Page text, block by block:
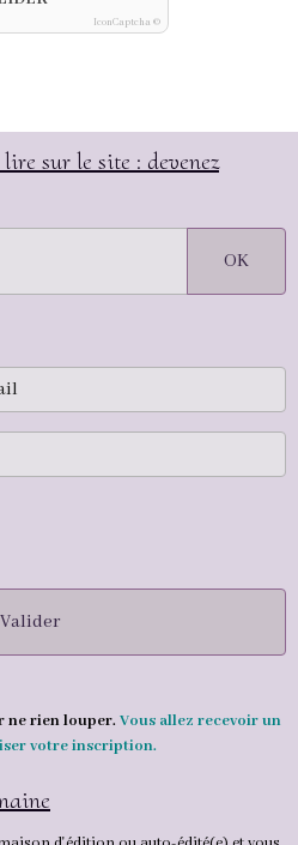
IconCaptcha ©
sur le site : devenez
OK
Valider
ne rien louper. Vous allez recevoir un
votre inscription.